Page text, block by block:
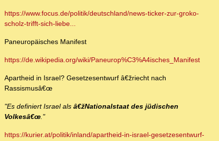
https://www.focus.de/politik/deutschland/news-ticker-zur-groko-
scholz-trifft-sich-liebe...
Paneuropäisches Manifest
https://de.wikipedia.org/wiki/Paneurop%C3%A4isches_Manifest
Apartheid in Israel? Gesetzesentwurf â€žriecht nach
Rassismusâ€œ
"Es definiert Israel als â€žNationalstaat des jüdischen
Volkesâ€œ."
https://kurier.at/politik/inland/apartheid-in-israel-gesetzesentwurf-